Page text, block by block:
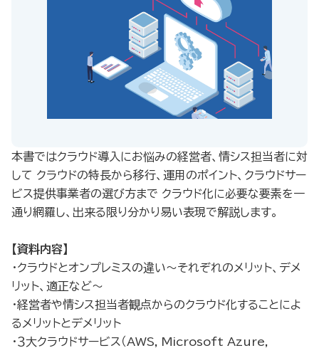
本書ではクラウド導入にお悩みの経営者、情シス担当者に対
して クラウドの特長から移行、運用のポイント、クラウドサー
ビス提供事業者の選び方まで クラウド化に必要な要素を一
通り網羅し、出来る限り分かり易い表現で解説します。
【資料内容】
・クラウドとオンプレミスの違い～それぞれのメリット、デメ
リット、適正など～
・経営者や情シス担当者観点からのクラウド化することによ
るメリットとデメリット
・３大クラウドサービス（AWS, Microsoft Azure,